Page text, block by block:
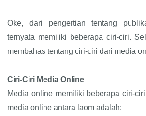
Oke, dari pengertian tentang
ternyata memiliki beberapa ciri-ciri.
membahas tentang ciri-ciri dari media
Ciri-Ciri Media Online
Media online memiliki beberapa ciri-
media online antara laom adalah: